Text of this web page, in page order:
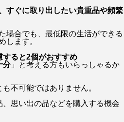
すぐに取り出したい貴重品や頻繁
場合でも、最低限の生活ができる
します。
すると2個がおすすめ
分」と考える方もいらっしゃるか
不可能ではありません。
思い出の品などを購入する機会